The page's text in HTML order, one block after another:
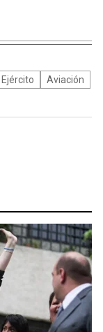
Ejército
Aviación